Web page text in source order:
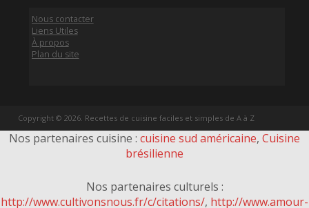
Nous contacter
Liens Utiles
À propos
Plan du site
Copyright © 2026. Recettes de cuisine faciles et simples de A à Z
Nos partenaires cuisine : cuisine sud américaine, Cuisine
brésilienne
Nos partenaires culturels :
http://www.cultivonsnous.fr/c/citations/, http://www.amour-